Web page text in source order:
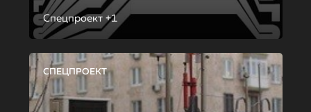
Спецпроект +1
СПЕЦПРОЕКТ